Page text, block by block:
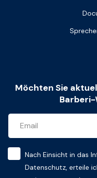
Möchten Sie
Nach Einsicht in das
Datenschutz, erteile